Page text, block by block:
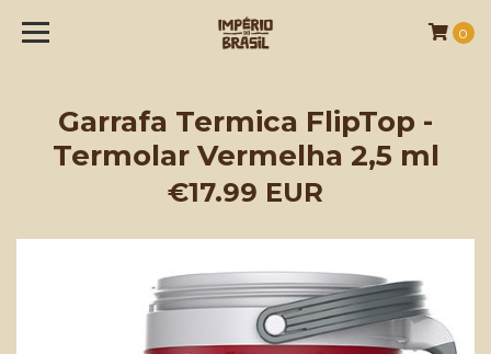
0
Garrafa Termica FlipTop -
Termolar Vermelha 2,5 ml
€17.99 EUR